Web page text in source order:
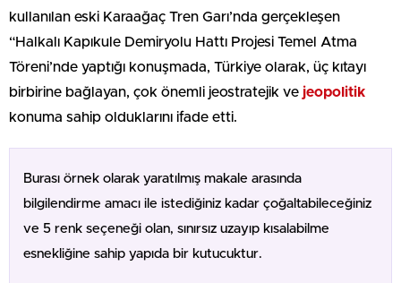
kullanılan eski Karaağaç Tren Garı’nda gerçekleşen
“Halkalı Kapıkule Demiryolu Hattı Projesi Temel Atma
Töreni’nde yaptığı konuşmada, Türkiye olarak, üç kıtayı
birbirine bağlayan, çok önemli jeostratejik ve jeopolitik
konuma sahip olduklarını ifade etti.
Burası örnek olarak yaratılmış makale arasında
bilgilendirme amacı ile istediğiniz kadar çoğaltabileceğiniz
ve 5 renk seçeneği olan, sınırsız uzayıp kısalabilme
esnekliğine sahip yapıda bir kutucuktur.